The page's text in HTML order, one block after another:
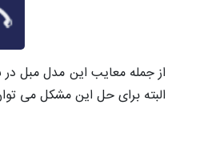
البته برای حل این مشکل می